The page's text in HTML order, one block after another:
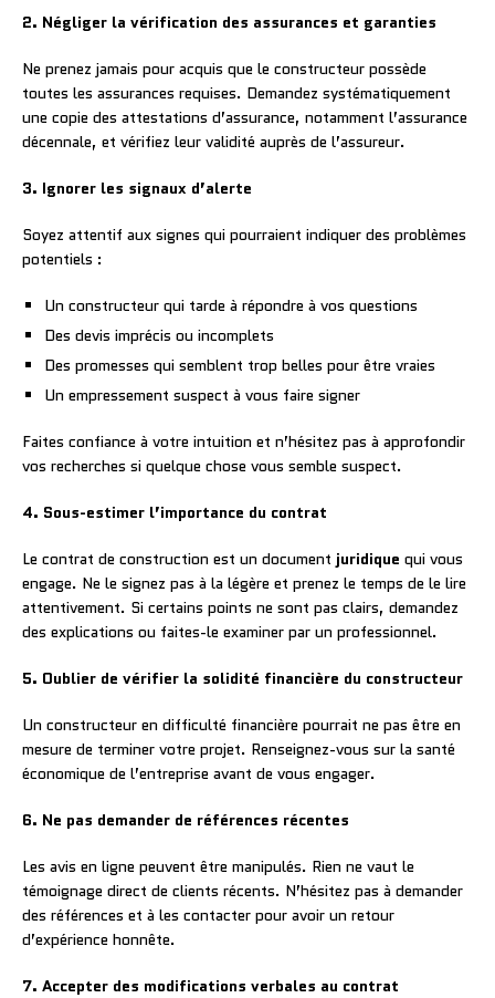
2. Négliger la vérification des assurances et garanties
Ne prenez jamais pour acquis que le constructeur possède
toutes les assurances requises. Demandez systématiquement
une copie des attestations d’assurance, notamment l’assurance
décennale, et vérifiez leur validité auprès de l’assureur.
3. Ignorer les signaux d’alerte
Soyez attentif aux signes qui pourraient indiquer des problèmes
potentiels :
Un constructeur qui tarde à répondre à vos questions
Des devis imprécis ou incomplets
Des promesses qui semblent trop belles pour être vraies
Un empressement suspect à vous faire signer
Faites confiance à votre intuition et n’hésitez pas à approfondir
vos recherches si quelque chose vous semble suspect.
4. Sous-estimer l’importance du contrat
Le contrat de construction est un document juridique qui vous
engage. Ne le signez pas à la légère et prenez le temps de le lire
attentivement. Si certains points ne sont pas clairs, demandez
des explications ou faites-le examiner par un professionnel.
5. Oublier de vérifier la solidité financière du constructeur
Un constructeur en difficulté financière pourrait ne pas être en
mesure de terminer votre projet. Renseignez-vous sur la santé
économique de l’entreprise avant de vous engager.
6. Ne pas demander de références récentes
Les avis en ligne peuvent être manipulés. Rien ne vaut le
témoignage direct de clients récents. N’hésitez pas à demander
des références et à les contacter pour avoir un retour
d’expérience honnête.
7. Accepter des modifications verbales au contrat